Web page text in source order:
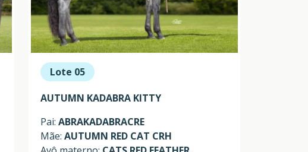
Lote 05
AUTUMN KADABRA KITTY
Pai: ABRAKADABRACRE
Mãe: AUTUMN RED CAT CRH